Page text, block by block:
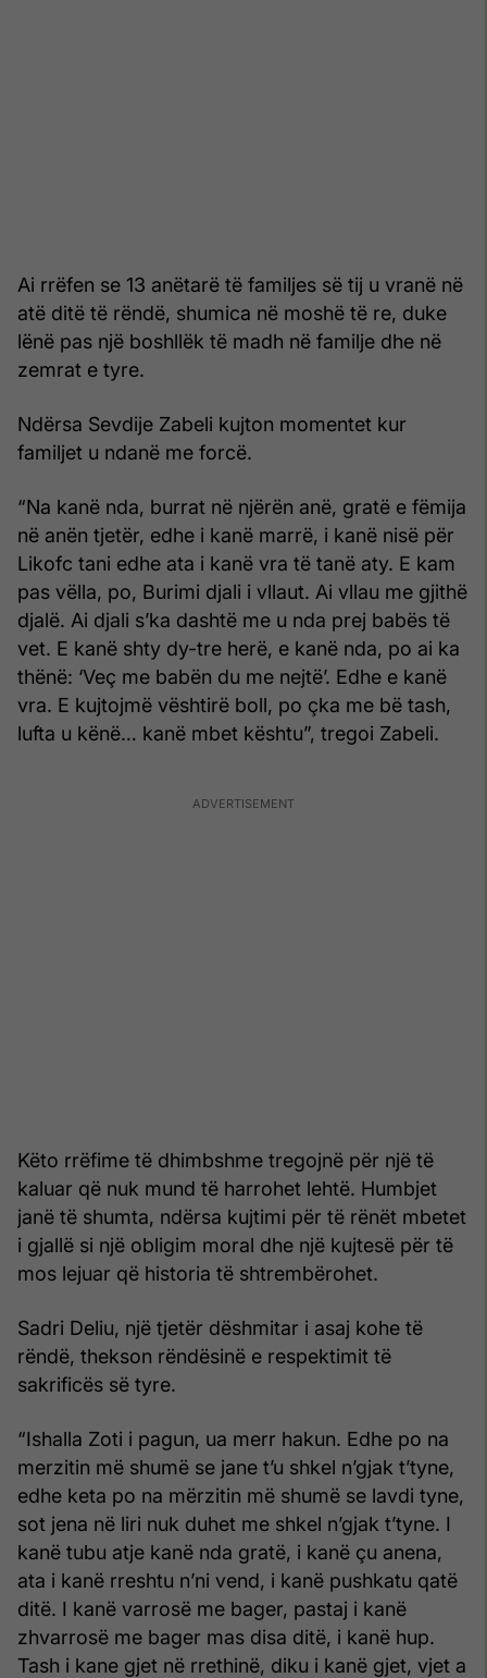
Ai rrëfen se 13 anëtarë të familjes së tij u vranë në
atë ditë të rëndë, shumica në moshë të re, duke
lënë pas një boshllëk të madh në familje dhe në
zemrat e tyre.
Ndërsa Sevdije Zabeli kujton momentet kur
familjet u ndanë me forcë.
“Na kanë nda, burrat në njërën anë, gratë e fëmija
në anën tjetër, edhe i kanë marrë, i kanë nisë për
Likofc tani edhe ata i kanë vra të tanë aty. E kam
pas vëlla, po, Burimi djali i vllaut. Ai vllau me gjithë
djalë. Ai djali s’ka dashtë me u nda prej babës të
vet. E kanë shty dy-tre herë, e kanë nda, po ai ka
thënë: ‘Veç me babën du me nejtë’. Edhe e kanë
vra. E kujtojmë vështirë boll, po çka me bë tash,
lufta u kënë… kanë mbet kështu”, tregoi Zabeli.
Këto rrëfime të dhimbshme tregojnë për një të
kaluar që nuk mund të harrohet lehtë. Humbjet
janë të shumta, ndërsa kujtimi për të rënët mbetet
i gjallë si një obligim moral dhe një kujtesë për të
mos lejuar që historia të shtrembërohet.
Sadri Deliu, një tjetër dëshmitar i asaj kohe të
rëndë, thekson rëndësinë e respektimit të
sakrificës së tyre.
“Ishalla Zoti i pagun, ua merr hakun. Edhe po na
merzitin më shumë se jane t’u shkel n’gjak t’tyne,
edhe keta po na mërzitin më shumë se lavdi tyne,
sot jena në liri nuk duhet me shkel n’gjak t’tyne. I
kanë tubu atje kanë nda gratë, i kanë çu anena,
ata i kanë rreshtu n’ni vend, i kanë pushkatu qatë
ditë. I kanë varrosë me bager, pastaj i kanë
zhvarrosë me bager mas disa ditë, i kanë hup.
Tash i kane gjet në rrethinë, diku i kanë gjet, vjet a